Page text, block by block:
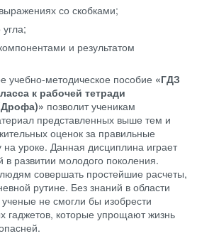
со скобками;
и результатом
учебно-методическое пособие «ГДЗ
к рабочей тетради
позволит ученикам
представленных выше тем и
оценок за правильные
на уроке. Данная дисциплина играет
развитии молодого поколения.
совершать простейшие расчеты,
рутине. Без знаний в области
не смогли бы изобрести
гаджетов, которые упрощают жизнь